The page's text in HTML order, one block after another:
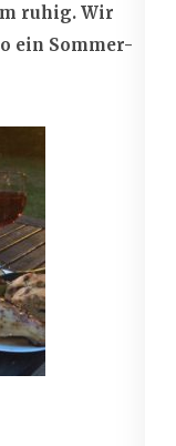
ruhig. Wir
ein Sommer-